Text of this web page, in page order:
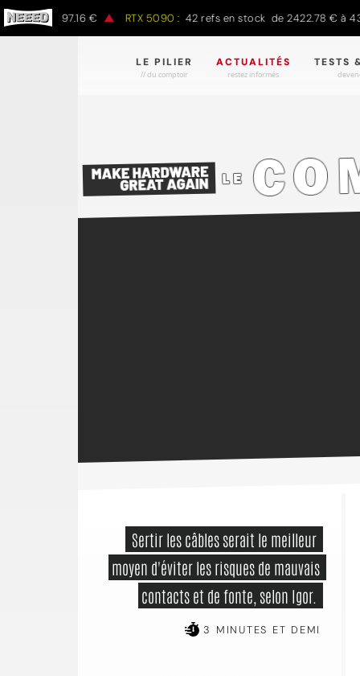
€ RTX 5090 : 42 refs en stock de 2422.78 € à 4301.97 €
LE PILIER
// du comptoir
ACTUALITÉS
restez informés.
TESTS
moyen d'éviter les risques de mauvais
contacts et de fonte, selon Igor.
3 MINUTES ET DEMI